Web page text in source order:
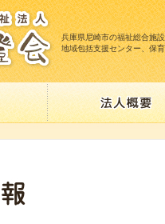
兵庫県尼崎市の福祉総合施
地域包括支援センター、保